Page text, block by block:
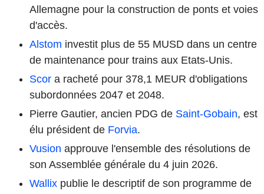
Allemagne pour la construction de ponts et voies
d'accès.
Alstom investit plus de 55 MUSD dans un centre
de maintenance pour trains aux Etats-Unis.
Scor a racheté pour 378,1 MEUR d'obligations
subordonnées 2047 et 2048.
Pierre Gautier, ancien PDG de Saint-Gobain, est
élu président de Forvia.
Vusion approuve l'ensemble des résolutions de
son Assemblée générale du 4 juin 2026.
Wallix publie le descriptif de son programme de